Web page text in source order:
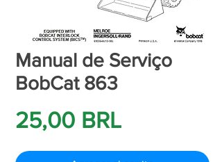
Manual de Serviço
BobCat 863
25,00 BRLPrecio